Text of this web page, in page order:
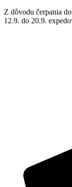
Z dôvodu čerpania
12.9. do 20.9.